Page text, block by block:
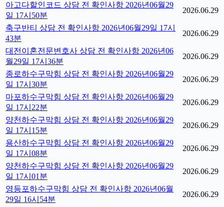
아고다할인코드 상담 전 확인사항 2026년06월29
일 17시50분
2026.06.29
축구반티 상담 전 확인사항 2026년06월29일 17시
43분
2026.06.29
대전이혼전문변호사 상담 전 확인사항 2026년06
월29일 17시36분
2026.06.29
종로하수구막힘 상담 전 확인사항 2026년06월29
일 17시30분
2026.06.29
마포하수구막힘 상담 전 확인사항 2026년06월29
일 17시22분
2026.06.29
양천하수구막힘 상담 전 확인사항 2026년06월29
일 17시15분
2026.06.29
용산하수구막힘 상담 전 확인사항 2026년06월29
일 17시08분
2026.06.29
양천하수구막힘 상담 전 확인사항 2026년06월29
일 17시01분
2026.06.29
영등포하수구막힘 상담 전 확인사항 2026년06월
29일 16시54분
2026.06.29